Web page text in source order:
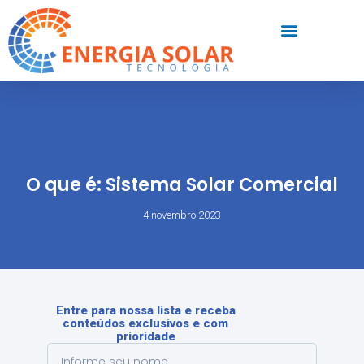
O que é: Sistema Solar Comercial
4 novembro 2023
Entre para nossa lista e receba
conteúdos exclusivos e com
prioridade